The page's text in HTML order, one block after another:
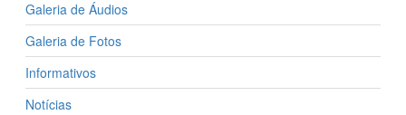
Galeria de Áudios
Galeria de Fotos
Informativos
Notícias